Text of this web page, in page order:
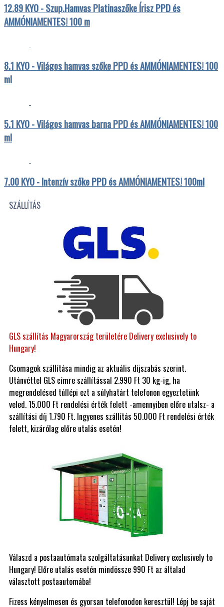
12.89 KYO - Szup.Hamvas Platinaszőke Írisz PPD és
AMMÓNIAMENTES! 100 m
8.1 KYO - Világos hamvas szőke PPD és AMMÓNIAMENTES! 100
ml
5.1 KYO - Világos hamvas barna PPD és AMMÓNIAMENTES! 100
ml
7.00 KYO - Intenzív szőke PPD és AMMÓNIAMENTES! 100ml
SZÁLLÍTÁS
GLS szállítás Magyarország területére Delivery exclusively to
Hungary!
Csomagok szállítása mindig az aktuális díjszabás szerint.
Utánvéttel GLS címre szállítással 2.990 Ft 30 kg-ig, ha
megrendelésed túllépi ezt a súlyhatárt telefonon egyeztetünk
veled. 15.000 Ft rendelési érték felett -amennyiben előre utalsz- a
szállítási díj 1.790 Ft. Ingyenes szállítás 50.000 Ft rendelési érték
felett, kizárólag előre utalás esetén!
Válaszd a postaautómata szolgáltatásunkat Delivery exclusively to
Hungary! Előre utalás esetén mindössze 990 Ft az általad
választott postaautomába!
Fizess kényelmesen és gyorsan telefonodon keresztül! Lépj be saját